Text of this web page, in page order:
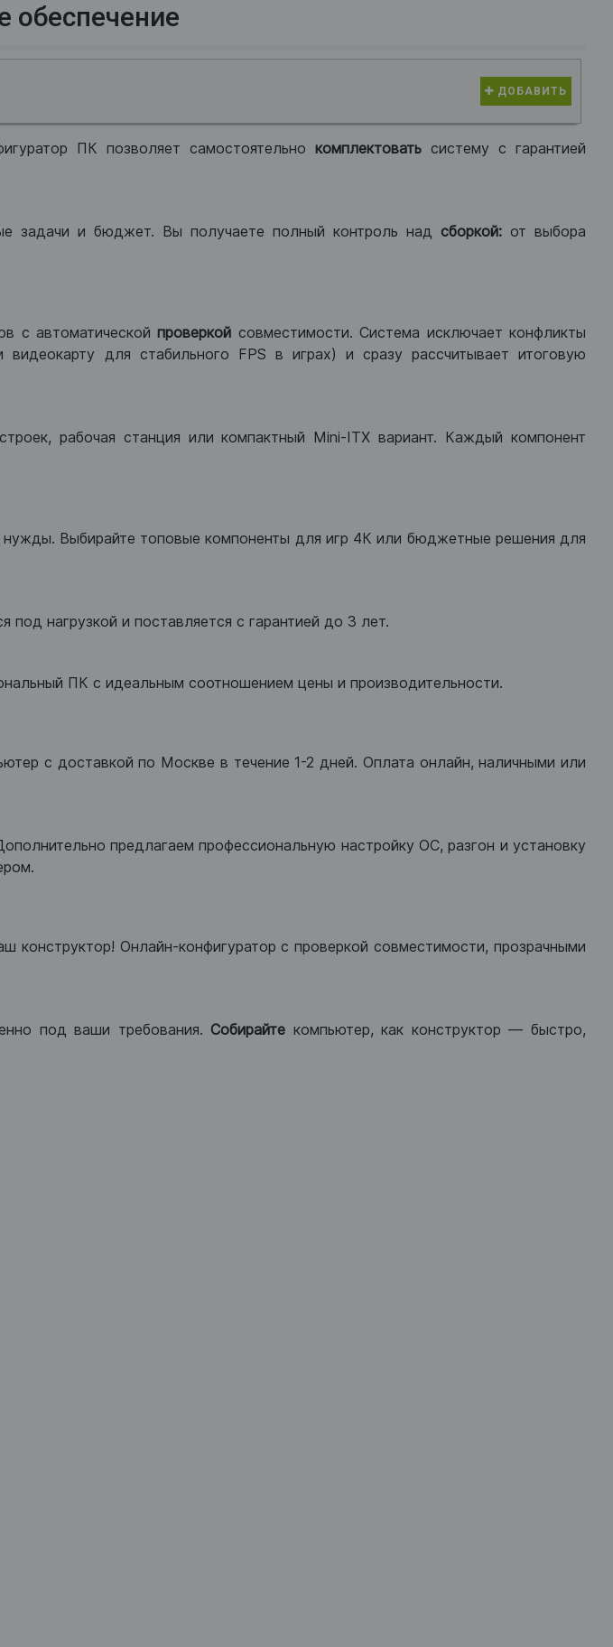
обеспечение
ДОБАВИТЬ
ПК позволяет самостоятельно комплектоватьсистему с гарантией
задачи и бюджет. Вы получаете полный контроль над сборкой: от выбора
с автоматическойпроверкой совместимости. Система исключает конфликты
для стабильного FPS в играх) и сразу рассчитывает итоговую
рабочая станция или компактный Mini-ITX вариант. Каждый компонент
Выбирайте топовые компоненты для игр 4К или бюджетные решения для
под нагрузкой и поставляется с гарантией до 3 лет.
ПК с идеальным соотношением цены и производительности.
с доставкой по Москве в течение 1-2 дней. Оплата онлайн, наличными или
предлагаем профессиональную настройку ОС, разгон и установку
конструктор! Онлайн-конфигуратор с проверкой совместимости, прозрачными
под ваши требования.Собирайте компьютер, как конструктор — быстро,